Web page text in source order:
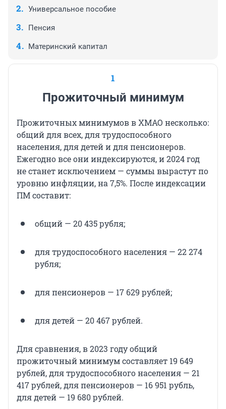
Универсальное пособие
Пенсия
Материнский капитал
1
Прожиточный минимум
Прожиточных минимумов в ХМАО несколько:
общий для всех, для трудоспособного
населения, для детей и для пенсионеров.
Ежегодно все они индексируются, и 2024 год
не станет исключением — суммы вырастут по
уровню инфляции, на 7,5%. После индексации
ПМ составит:
общий — 20 435 рубля;
для трудоспособного населения — 22 274
рубля;
для пенсионеров — 17 629 рублей;
для детей — 20 467 рублей.
Для сравнения, в 2023 году общий
прожиточный минимум составляет 19 649
рублей, для трудоспособного населения — 21
417 рублей, для пенсионеров — 16 951 рубль,
для детей — 19 680 рублей.